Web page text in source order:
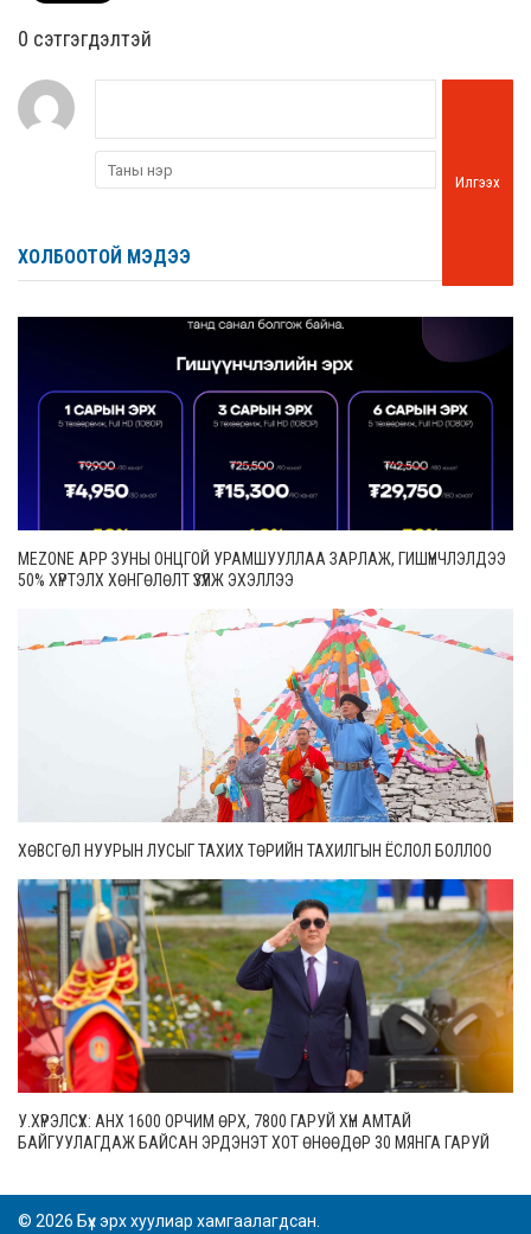
0 cэтгэгдэлтэй
Илгээх
ХОЛБООТОЙ МЭДЭЭ
MEZONE APP ЗУНЫ ОНЦГОЙ УРАМШУУЛЛАА ЗАРЛАЖ, ГИШҮҮНЧЛЭЛДЭЭ
50% ХҮРТЭЛХ ХӨНГӨЛӨЛТ ҮЗҮҮЛЖ ЭХЭЛЛЭЭ
ХӨВСГӨЛ НУУРЫН ЛУСЫГ ТАХИХ ТӨРИЙН ТАХИЛГЫН ЁСЛОЛ БОЛЛОО
У.ХҮРЭЛСҮХ: АНХ 1600 ОРЧИМ ӨРХ, 7800 ГАРУЙ ХҮН АМТАЙ
БАЙГУУЛАГДАЖ БАЙСАН ЭРДЭНЭТ ХОТ ӨНӨӨДӨР 30 МЯНГА ГАРУЙ
© 2026 Бүх эрх хуулиар хамгаалагдсан.